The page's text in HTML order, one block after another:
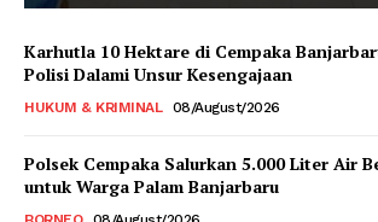
Karhutla 10 Hektare di Cempaka
Polisi Dalami Unsur Kesengajaan
HUKUM & KRIMINAL 08/August/2026
Polsek Cempaka Salurkan 5.000 Liter Air
untuk Warga Palam Banjarbaru